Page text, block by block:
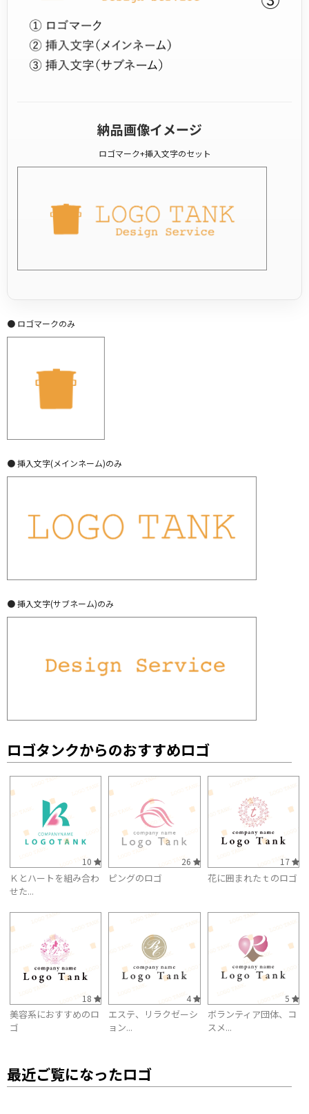
納品画像イメージ
ロゴマーク+挿入文字のセット
● ロゴマークのみ
● 挿入文字(メインネーム)のみ
● 挿入文字(サブネーム)のみ
ロゴタンクからのおすすめロゴ
10
Ｋとハートを組み合わ
せた...
26
ピングのロゴ
17
花に囲まれたｔのロゴ
18
美容系におすすめのロ
ゴ
4
エステ、リラクゼーシ
ョン...
5
ボランティア団体、コ
スメ...
最近ご覧になったロゴ